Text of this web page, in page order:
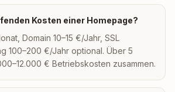
Kosten einer Homepage?
Domain 10–15 €/Jahr, SSL
100–200 €/Jahr optional. Über 5
€ Betriebskosten zusammen.